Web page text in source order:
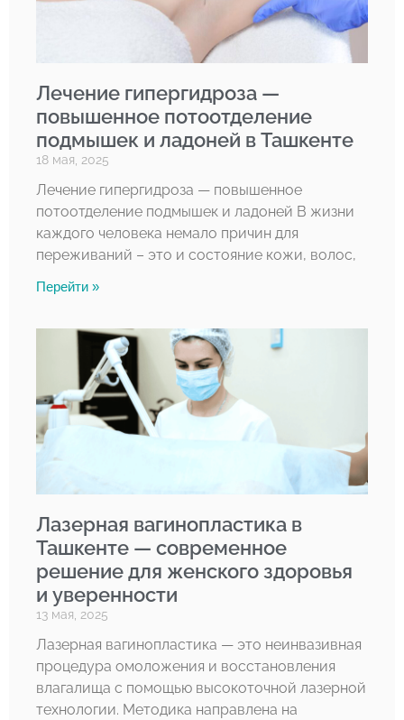
Лечение гипергидроза —
повышенное потоотделение
подмышек и ладоней в Ташкенте
18 мая, 2025
Лечение гипергидроза — повышенное
потоотделение подмышек и ладоней В жизни
каждого человека немало причин для
переживаний – это и состояние кожи, волос,
Перейти »
Лазерная вагинопластика в
Ташкенте — современное
решение для женского здоровья
и уверенности
13 мая, 2025
Лазерная вагинопластика — это неинвазивная
процедура омоложения и восстановления
влагалища с помощью высокоточной лазерной
технологии. Методика направлена на